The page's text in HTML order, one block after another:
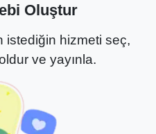
Oluştur
istediğin hizmeti seç,
ve yayınla.